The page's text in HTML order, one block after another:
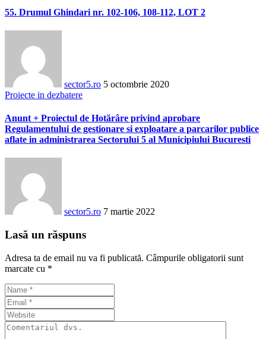
55. Drumul Ghindari nr. 102-106, 108-112, LOT 2
sector5.ro 5 octombrie 2020
Proiecte in dezbatere
Anunt + Proiectul de Hotărâre privind aprobare
Regulamentului de gestionare si exploatare a parcarilor publice
aflate in administrarea Sectorului 5 al Municipiului Bucuresti
sector5.ro 7 martie 2022
Lasă un răspuns
Adresa ta de email nu va fi publicată. Câmpurile obligatorii sunt
marcate cu *